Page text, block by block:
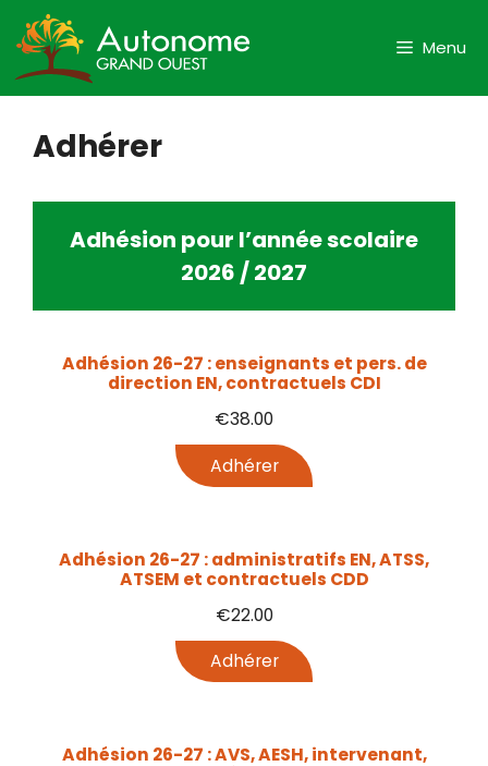
au
contenu
Menu
Adhérer
Adhésion pour l’année scolaire
2026 / 2027
Adhésion 26-27 : enseignants et pers. de
direction EN, contractuels CDI
€38.00
Adhérer
Adhésion 26-27 : administratifs EN, ATSS,
ATSEM et contractuels CDD
€22.00
Adhérer
Adhésion 26-27 : AVS, AESH, intervenant,